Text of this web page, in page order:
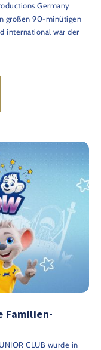
Germany
großen 90-minütigen
international war der
Familien-
CLUB wurde in